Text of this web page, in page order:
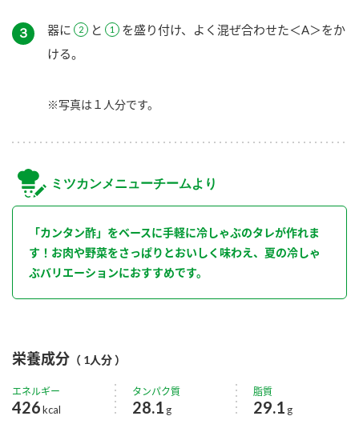
３ 器に と
を盛り付け、よく混ぜ合わせた＜A＞をか
ける。
※写真は１人分です。
ミツカンメニューチームより
「カンタン酢」をベースに手軽に冷しゃぶのタレが作れま
す！お肉や野菜をさっぱりとおいしく味わえ、夏の冷しゃ
ぶバリエーションにおすすめです。
栄養成分 （ 1人分 ）
エネルギー
426kcal
タンパク質
28.1 g
脂質
29.1 g